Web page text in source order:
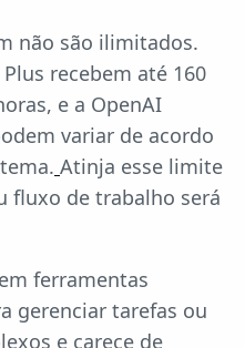
não são ilimitados.
recebem até 160
e a OpenAI
variar de acordo
Atinja esse limite
fluxo de trabalho será
ferramentas
gerenciar tarefas ou
e carece de